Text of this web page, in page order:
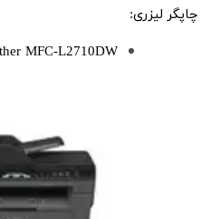
چاپگر لیزری:
MFC-L2710DW